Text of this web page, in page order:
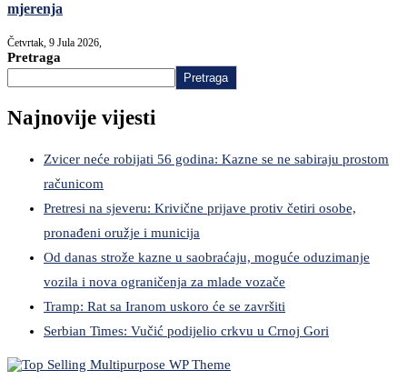
mjerenja
Četvrtak, 9 Jula 2026,
Pretraga
Pretraga
Najnovije vijesti
Zvicer neće robijati 56 godina: Kazne se ne sabiraju prostom
računicom
Pretresi na sjeveru: Krivične prijave protiv četiri osobe,
pronađeni oružje i municija
Od danas strože kazne u saobraćaju, moguće oduzimanje
vozila i nova ograničenja za mlade vozače
Tramp: Rat sa Iranom uskoro će se završiti
Serbian Times: Vučić podijelio crkvu u Crnoj Gori